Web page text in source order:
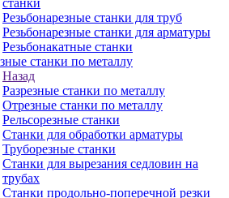
станки
Резьбонарезные станки для труб
Резьбонарезные станки для арматуры
Резьбонакатные станки
станки по металлу
Назад
Разрезные станки по металлу
Отрезные станки по металлу
Рельсорезные станки
Станки для обработки арматуры
Труборезные станки
Станки для вырезания седловин на
трубаx
Станки продольно-поперечной резки